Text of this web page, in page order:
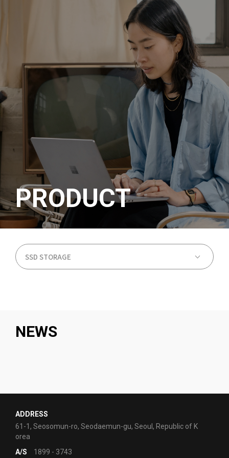
PRODUCT
NEWS
ADDRESS
61-1, Seosomun-ro, Seodaemun-gu, Seoul, Republic of K
orea
A/S
1899 - 3743